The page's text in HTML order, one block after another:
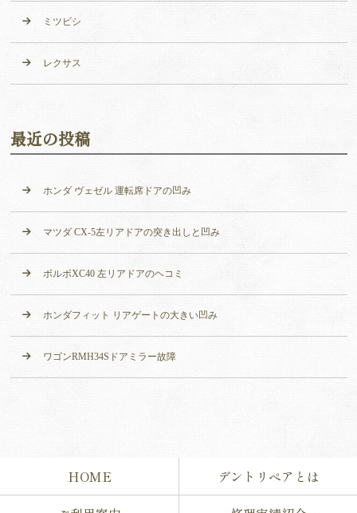
ミツビシ
レクサス
最近の投稿
ホンダ ヴェゼル 運転席ドアの凹み
マツダ CX-5左リアドアの突き出しと凹み
ボルボXC40 左リアドアのヘコミ
ホンダフィット リアゲートの大きい凹み
ワゴンRMH34Sドアミラー故障
HOME
デントリペアとは